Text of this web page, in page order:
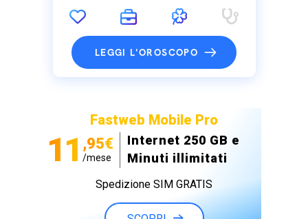
LEGGI L'OROSCOPO
Fastweb Mobile Pro
11 ,95€
/mese
Internet 250 GB e
Minuti illimitati
Spedizione SIM GRATIS